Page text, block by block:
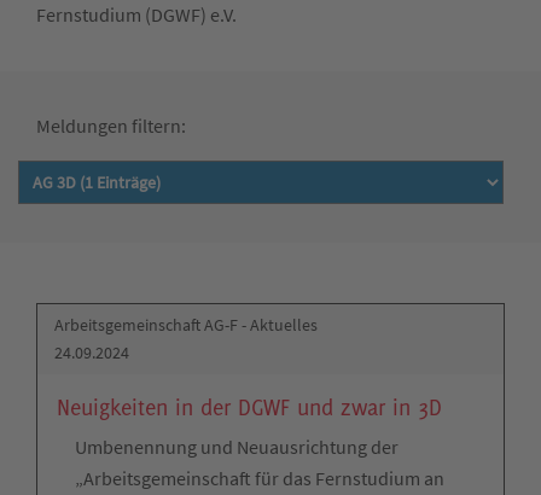
Fernstudium (DGWF) e.V.
Meldungen filtern:
Arbeitsgemeinschaft AG-F - Aktuelles
24.09.2024
Neuigkeiten in der DGWF und zwar in 3D
Umbenennung und Neuausrichtung der
„Arbeitsgemeinschaft für das Fernstudium an